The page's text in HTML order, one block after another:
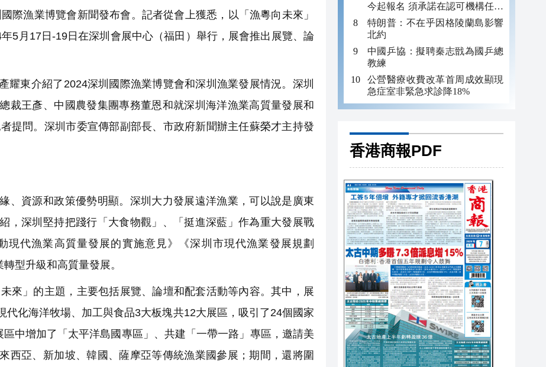
際漁業博覽會新聞發布會。記者從會上獲悉，以「漁粵向未來」
5月17日-19日在深圳會展中心（福田）舉行，展會推出展覽、論
東介紹了2024深圳國際漁業博覽會和深圳漁業發展情況。深圳
裁王彥、中國農發集團專務董恩和就深圳海洋漁業高質量發展和
提問。深圳市委宣傳部副部長、市政府新聞辦主任蘇榮才主持發
、資源和政策優勢明顯。深圳大力發展遠洋漁業，可以說是廣東
，深圳堅持把踐行「大食物觀」、「挺進深藍」作為重大發展戰
現代漁業高質量發展的實施意見》《深圳市現代漁業發展規劃
型升級和高質量發展。
來」的主題，主要包括展覽、論壇和配套活動等內容。其中，展
化海洋牧場、加工與食品3大板塊共12大展區，吸引了24個國家
中增加了「太平洋島國專區」、共建「一帶一路」專區，邀請美
西亞、新加坡、韓國、薩摩亞等傳統漁業國參展；期間，還將圍
今起報名 須承諾在認可機構任職
至少三年
特朗普：不在乎因格陵蘭島影響
北約
中國乒協：擬聘秦志戩為國乒總
教練
公營醫療收費改革首周成效顯現
急症室非緊急求診降18%
香港商報PDF